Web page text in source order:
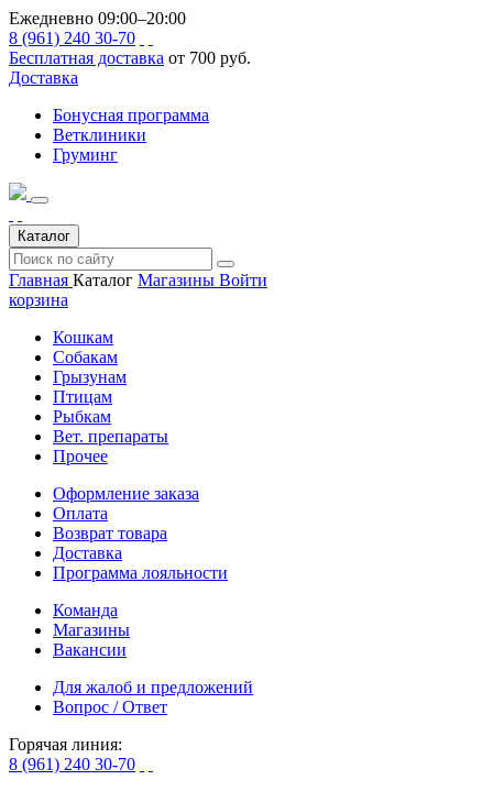
Ежедневно 09:00–20:00
8 (961) 240 30-70
Бесплатная доставка от 700 руб.
Доставка
Бонусная программа
Ветклиники
Груминг
Каталог
Главная Каталог Магазины Войти
корзина
Кошкам
Собакам
Грызунам
Птицам
Рыбкам
Вет. препараты
Прочее
Оформление заказа
Оплата
Возврат товара
Доставка
Программа лояльности
Команда
Магазины
Вакансии
Для жалоб и предложений
Вопрос / Ответ
Горячая линия:
8 (961) 240 30-70